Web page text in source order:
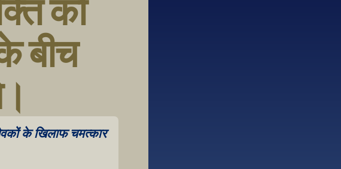
को
बीच
के खिलाफ चमत्कार